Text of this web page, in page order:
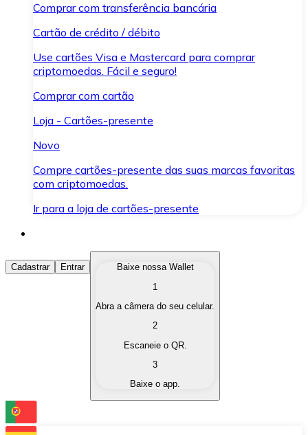
Comprar com transferência bancária
Cartão de crédito / débito
Use cartões Visa e Mastercard para comprar
criptomoedas. Fácil e seguro!
Comprar com cartão
Loja - Cartões-presente
Novo
Compre cartões-presente das suas marcas favoritas
com criptomoedas.
Ir para a loja de cartões-presente
Comprar Criptomoedas
Compre as criptomoedas de seu interesse de forma
Converta suas criptomoedas em moeda fiduciária
Troque uma criptomoeda por outra
Cadastrar Entrar
Baixe nossa Wallet
1
Abra a câmera do seu celular.
2
Escaneie o QR.
3
Baixe o app.